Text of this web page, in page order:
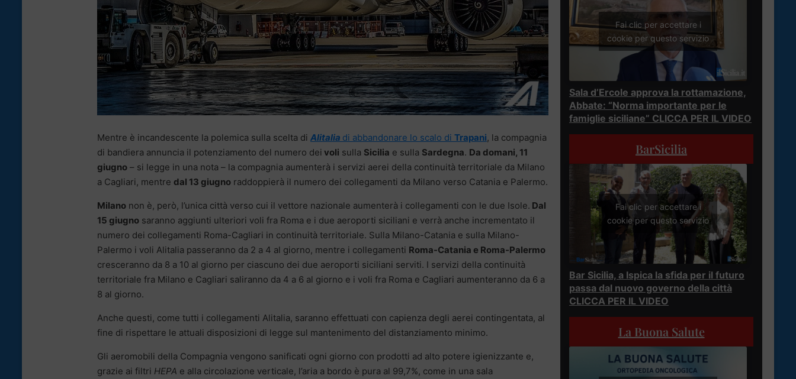
Mentre è incandescente la polemica sulla scelta di Alitalia di abbandonare lo scalo di Trapani, la compagnia
di bandiera annuncia il potenziamento del numero dei voli sulla Sicilia e sulla Sardegna. Da domani, 11
giugno – si legge in una nota – la compagnia aumenterà i servizi aerei della continuità territoriale da Milano
a Cagliari, mentre dal 13 giugno raddoppierà il numero dei collegamenti da Milano verso Catania e Palermo.
Milano non è, però, l’unica città verso cui il vettore nazionale aumenterà i collegamenti con le due Isole. Dal
15 giugno saranno aggiunti ulteriori voli fra Roma e i due aeroporti siciliani e verrà anche incrementato il
numero dei collegamenti Roma-Cagliari in continuità territoriale. Sulla Milano-Catania e sulla Milano-
Palermo i voli Alitalia passeranno da 2 a 4 al giorno, mentre i collegamenti Roma-Catania e Roma-Palermo
cresceranno da 8 a 10 al giorno per ciascuno dei due aeroporti siciliani serviti. I servizi della continuità
territoriale fra Milano e Cagliari saliranno da 4 a 6 al giorno e i voli fra Roma e Cagliari aumenteranno da 6 a
8 al giorno.
Anche questi, come tutti i collegamenti Alitalia, saranno effettuati con capienza degli aerei contingentata, al
fine di rispettare le attuali disposizioni di legge sul mantenimento del distanziamento minimo.
Gli aeromobili della Compagnia vengono sanificati ogni giorno con prodotti ad alto potere igienizzante e,
grazie ai filtri HEPA e alla circolazione verticale, l’aria a bordo è pura al 99,7%, come in una sala
Fai clic per accettare i
cookie per questo servizio
Sala d’Ercole approva la rottamazione,
Abbate: “Norma importante per le
famiglie siciliane” CLICCA PER IL VIDEO
BarSicilia
Fai clic per accettare i
cookie per questo servizio
Bar Sicilia, a Ispica la sfida per il futuro
passa dal nuovo governo della città
CLICCA PER IL VIDEO
La Buona Salute